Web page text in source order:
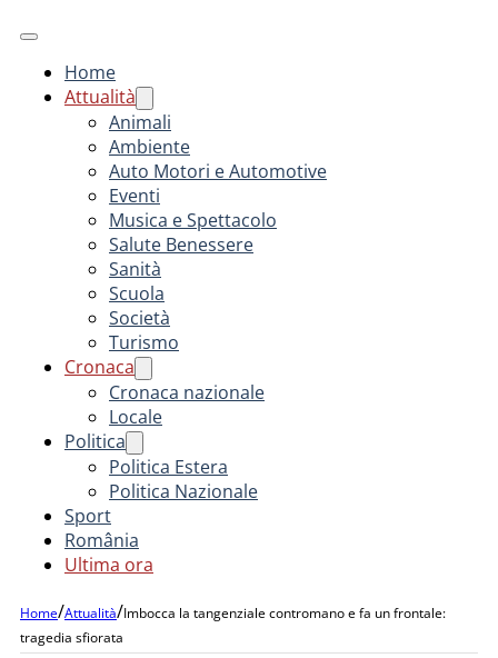
Home
Attualità
Animali
Ambiente
Auto Motori e Automotive
Eventi
Musica e Spettacolo
Salute Benessere
Sanità
Scuola
Società
Turismo
Cronaca
Cronaca nazionale
Locale
Politica
Politica Estera
Politica Nazionale
Sport
România
Ultima ora
Home/Attualità/Imbocca la tangenziale contromano e fa un frontale:
tragedia sfiorata